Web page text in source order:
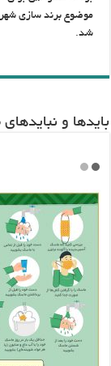
موضوع برند سازی شهر
شد.
باید‌ها و